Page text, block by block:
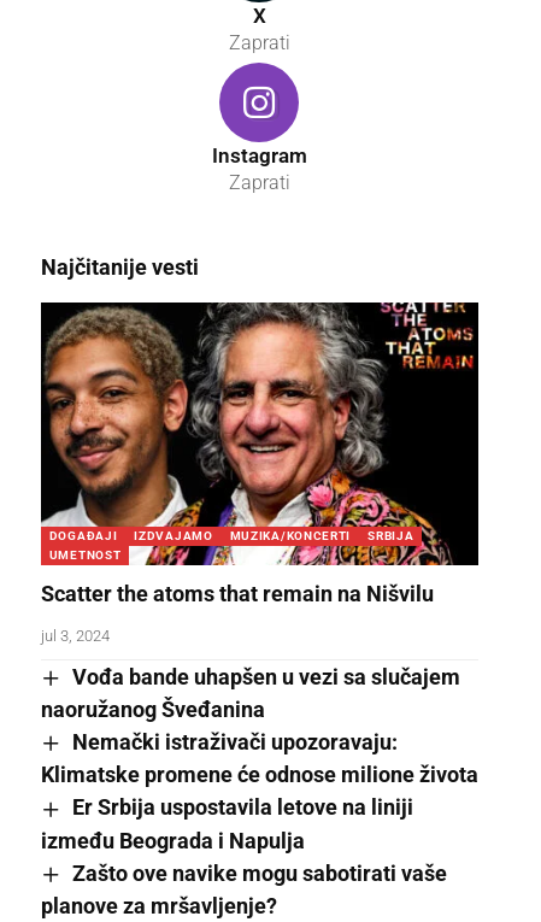
X
Zaprati
Instagram
Zaprati
Najčitanije vesti
DOGAĐAJI IZDVAJAMO MUZIKA/KONCERTI
SRBIJA
UMETNOST
Scatter the atoms that remain na Nišvilu
jul 3, 2024
Vođa bande uhapšen u vezi sa slučajem
naoružanog Šveđanina
Nemački istraživači upozoravaju:
Klimatske promene će odnose milione života
Er Srbija uspostavila letove na liniji
između Beograda i Napulja
Zašto ove navike mogu sabotirati vaše
planove za mršavljenje?